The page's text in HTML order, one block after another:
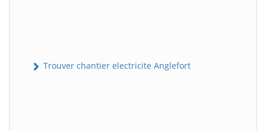
Trouver chantier electricite Anglefort